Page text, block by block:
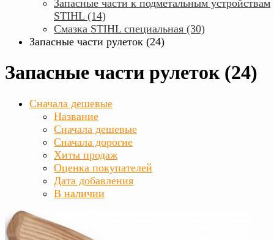
Запасные части к подметальным устройствам
STIHL (14)
Смазка STIHL специальная (30)
Запасные части рулеток (24)
Запасные части рулеток (24)
Сначала дешевые
Название
Сначала дешевые
Сначала дорогие
Хиты продаж
Оценка покупателей
Дата добавления
В наличии